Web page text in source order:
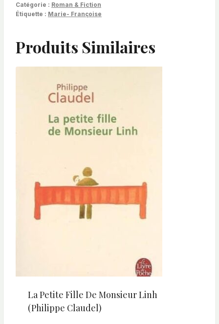
Catégorie : Roman & Fiction
Étiquette : Marie- Françoise
Produits Similaires
La Petite Fille De Monsieur Linh
(Philippe Claudel)